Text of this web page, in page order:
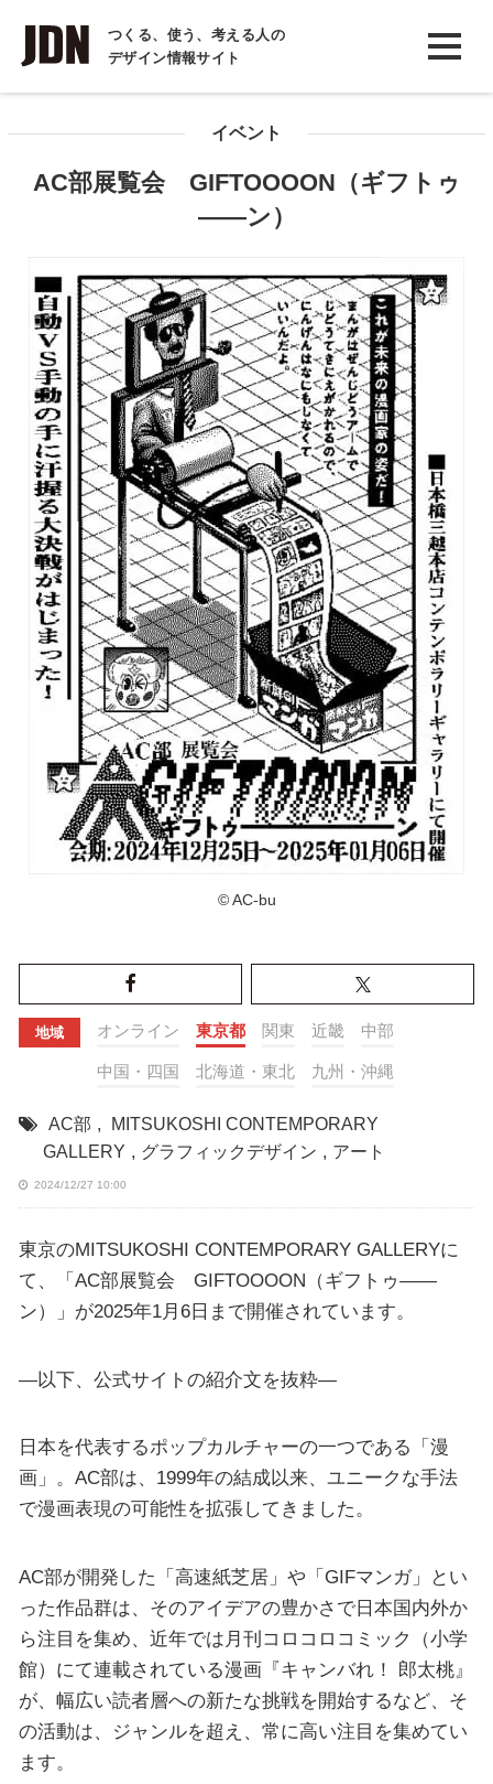
つくる、使う、考える人の
デザイン情報サイト
INTERVIEW
インタビュー
イベント
AC部展覧会 GIFTOOOON（ギフトゥ
――ン）
© AC-bu
地域 オンライン 東京都 関東 近畿 中部
中国・四国 北海道・東北 九州・沖縄
AC部 ,
MITSUKOSHI CONTEMPORARY
GALLERY , グラフィックデザイン , アート
2024/12/27 10:00
東京のMITSUKOSHI CONTEMPORARY GALLERYに
て、「AC部展覧会 GIFTOOOON（ギフトゥ――
ン）」が2025年1月6日まで開催されています。
—以下、公式サイトの紹介文を抜粋—
日本を代表するポップカルチャーの一つである「漫
画」。AC部は、1999年の結成以来、ユニークな手法
で漫画表現の可能性を拡張してきました。
AC部が開発した「高速紙芝居」や「GIFマンガ」とい
った作品群は、そのアイデアの豊かさで日本国内外か
ら注目を集め、近年では月刊コロコロコミック（小学
館）にて連載されている漫画『キャンバれ！ 郎太桃』
が、幅広い読者層への新たな挑戦を開始するなど、そ
の活動は、ジャンルを超え、常に高い注目を集めてい
ます。